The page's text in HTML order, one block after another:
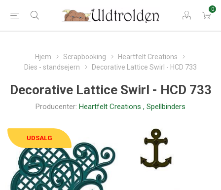
0
Hjem Scrapbooking
Heartfelt Creations
Dies - standsejern
Decorative Lattice Swirl - HCD 733
Decorative Lattice Swirl - HCD 733
Producenter: Heartfelt Creations , Spellbinders
UDSALG